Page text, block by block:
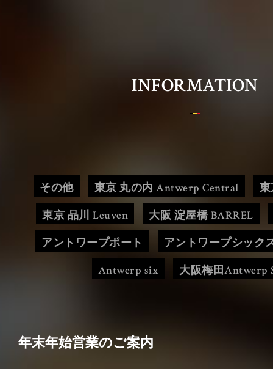
OUR LOCATIONS
BBC CONCEPT
BELGIAN BEER
DRINK
INFORMATION
その他 東京 丸の内 Antwerp Central
東京 品川 Leuven
大阪 淀屋橋 BARREL
アントワープポート
アントワープシック
Antwerp six
大阪梅田Antwerp
年末年始営業のご案内